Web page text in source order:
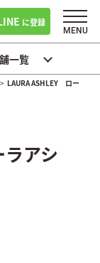
に登録
一覧
> LAURA ASHLEY ロー
アシ